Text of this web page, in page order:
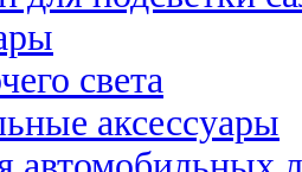
света
аксессуары